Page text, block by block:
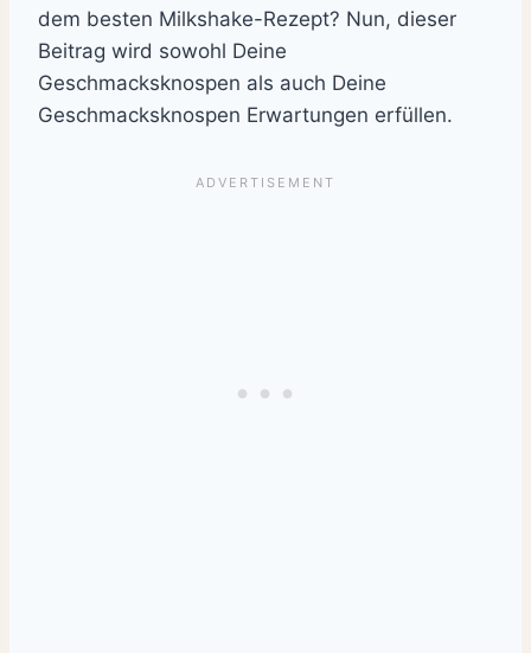
dem besten Milkshake-Rezept? Nun, dieser
Beitrag wird sowohl Deine
Geschmacksknospen als auch Deine
Geschmacksknospen Erwartungen erfüllen.